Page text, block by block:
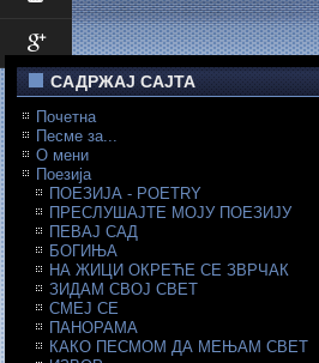
САДРЖАЈ САЈТА
Почетна
Песме за...
О мени
Поезија
ПОЕЗИЈА - POETRY
ПРЕСЛУШАЈТЕ МОЈУ ПОЕЗИЈУ
ПЕВАЈ САД
БОГИЊА
НА ЖИЦИ ОКРЕЋЕ СЕ ЗВРЧАК
ЗИДАМ СВОЈ СВЕТ
СМЕЈ СЕ
ПАНОРАМА
КАКО ПЕСМОМ ДА МЕЊАМ СВЕТ